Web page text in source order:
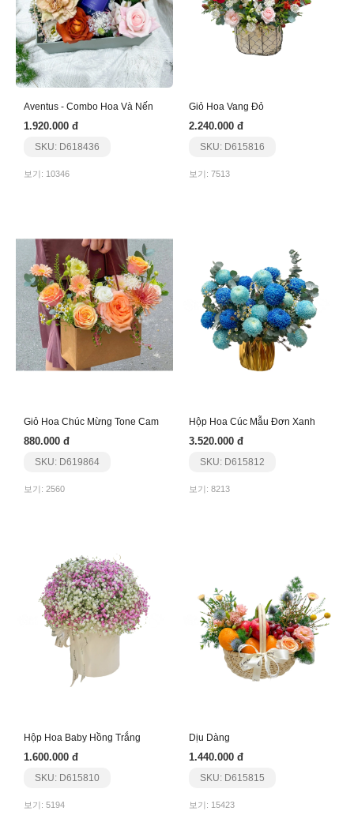
Aventus - Combo Hoa Và Nến
1.920.000 đ
SKU: D618436
보기: 10346
Giỏ Hoa Vang Đỏ
2.240.000 đ
SKU: D615816
보기: 7513
Giỏ Hoa Chúc Mừng Tone Cam
880.000 đ
SKU: D619864
보기: 2560
Hộp Hoa Cúc Mẫu Đơn Xanh
3.520.000 đ
SKU: D615812
보기: 8213
Hộp Hoa Baby Hồng Trắng
1.600.000 đ
SKU: D615810
보기: 5194
Dịu Dàng
1.440.000 đ
SKU: D615815
보기: 15423